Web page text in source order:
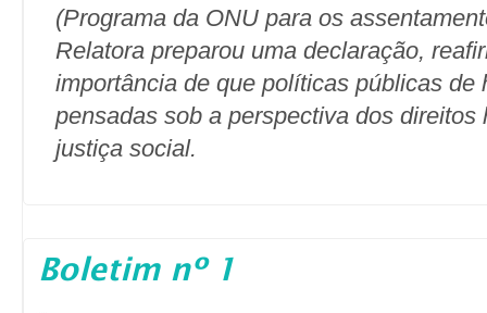
(Programa da ONU para os
Relatora preparou uma declaração,
importância de que políticas públicas de
pensadas sob a perspectiva dos direitos
justiça social.
Boletim nº 1